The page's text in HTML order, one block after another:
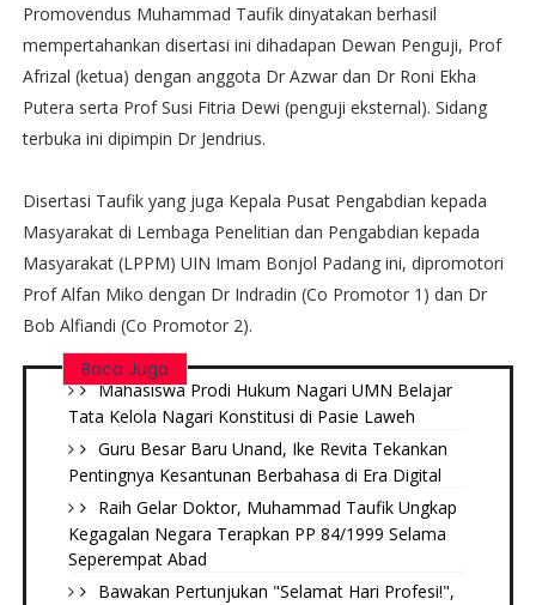
Promovendus Muhammad Taufik dinyatakan berhasil
mempertahankan disertasi ini dihadapan Dewan Penguji, Prof
Afrizal (ketua) dengan anggota Dr Azwar dan Dr Roni Ekha
Putera serta Prof Susi Fitria Dewi (penguji eksternal). Sidang
terbuka ini dipimpin Dr Jendrius.
Disertasi Taufik yang juga Kepala Pusat Pengabdian kepada
Masyarakat di Lembaga Penelitian dan Pengabdian kepada
Masyarakat (LPPM) UIN Imam Bonjol Padang ini, dipromotori
Prof Alfan Miko dengan Dr Indradin (Co Promotor 1) dan Dr
Bob Alfiandi (Co Promotor 2).
Baca Juga
Mahasiswa Prodi Hukum Nagari UMN Belajar
Tata Kelola Nagari Konstitusi di Pasie Laweh ‎
Guru Besar Baru Unand, Ike Revita Tekankan
Pentingnya Kesantunan Berbahasa di Era Digital
Raih Gelar Doktor, Muhammad Taufik Ungkap
Kegagalan Negara Terapkan PP 84/1999 Selama
Seperempat Abad
Bawakan Pertunjukan "Selamat Hari Profesi!",